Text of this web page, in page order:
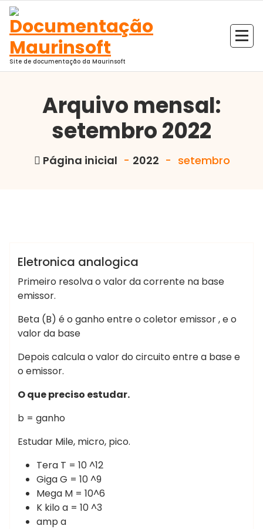
Pular
para
conteúdo
Site de documentação da Maurinsoft
Arquivo mensal:
setembro 2022
Página inicial - 2022 - setembro
Sistemas Analogicos I
Eletronica analogica
Primeiro resolva o valor da corrente na base
emissor.
Beta (B) é o ganho entre o coletor emissor , e o
valor da base
Depois calcula o valor do circuito entre a base e
o emissor.
O que preciso estudar.
b = ganho
Estudar Mile, micro, pico.
Tera T = 10 ^12
Giga G = 10 ^9
Mega M = 10^6
K kilo a = 10 ^3
amp a